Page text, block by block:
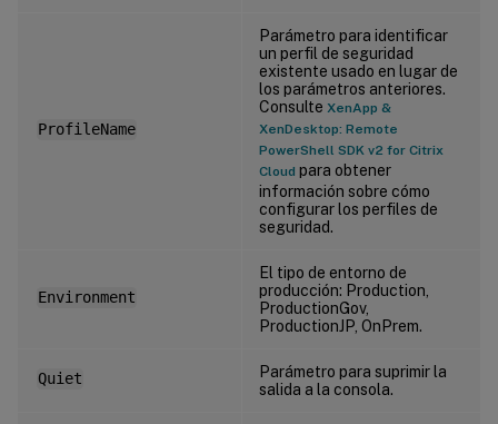
ProfileName
Parámetro para identificar
un perfil de seguridad
existente usado en lugar de
los parámetros anteriores.
Consulte XenApp &
XenDesktop: Remote
PowerShell SDK v2 for Citrix
Cloud para obtener
información sobre cómo
configurar los perfiles de
seguridad.
Environment
El tipo de entorno de
producción: Production,
ProductionGov,
ProductionJP, OnPrem.
Quiet
Parámetro para suprimir la
salida a la consola.